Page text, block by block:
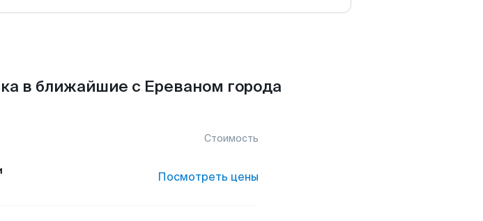
в ближайшие с Ереваном города
Стоимость
Посмотреть цены